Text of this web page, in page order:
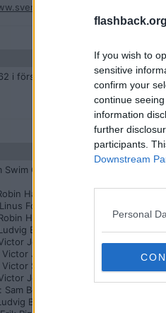
If you wish to
sensitive
confirm your
continue
information
further
participants.
Downstream
Personal
artikel/stjarnan-
i försöken. Snabbast av alla
Swim Open, svenska pallplatser och
Hanson. Plats 2. Tid 48.42. EM
Forsgren. Plats 2. Tid 27.79.
Hanson. Plats 3. Tid 1.46.51. EM
Bartolek. Plats 4. Tid 1.47.91.
Johansson. Plats 4. Tid
Johansson. Plats 4. Tid
Sandrup. Plats 4. Tid 15.31.55.
Johansson. Plats 6. Tid 7.58.91.
Bengtsson Nimander. Plats 6.
Bartolek. Plats 7. Tid 49.42. EJM